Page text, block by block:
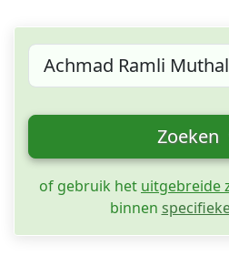
Zoeken
of gebruik het uitgebreide
binnen